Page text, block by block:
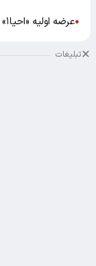
●عرضه اولیه «احیا۱» ۱۹ مرداد در فرابورس
تبلیغات